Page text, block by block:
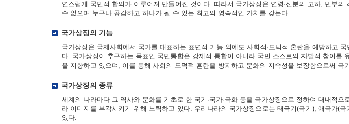
연스럽게 국민적 합의가 이루어져 만들어진 것이다. 따라서 국가상징은 연령·신분의 고하, 빈부
수 없으며 누구나 공감하고 하나가 될 수 있는 최고의 영속적인 가치를 갖는다.
국가상징의 기능
국가상징은 국제사회에서 국가를 대표하는 표면적 기능 외에도 사회적·도덕적 혼란을 예방하고
다. 국가상징이 추구하는 목표인 국민통합은 강제적 통합이 아니라 국민 스스로의 자발적 참여를
을 지향하고 있으며, 이를 통해 사회의 도덕적 혼란을 방지하고 문화의 지속성을 보장함으로써 국
국가상징의 종류
세계의 나라마다 그 역사와 문화를 기초로 한 국기·국가·국화 등을 국가상징으로 정하여 대내적
라 이미지를 부각시키기 위해 노력하고 있다. 우리나라의 국가상징으로는 태극기(국기), 애국가(
있다.